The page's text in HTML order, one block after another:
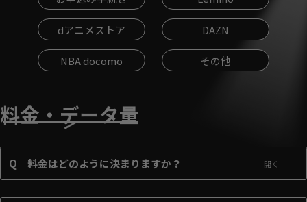
dアニメストア DAZN
NBA docomo その他
料金・データ量
Q 料金はどのように決まりますか？